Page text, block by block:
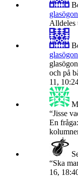
Alldeles
och på
11,
“Jisse
En
“Ska
16,